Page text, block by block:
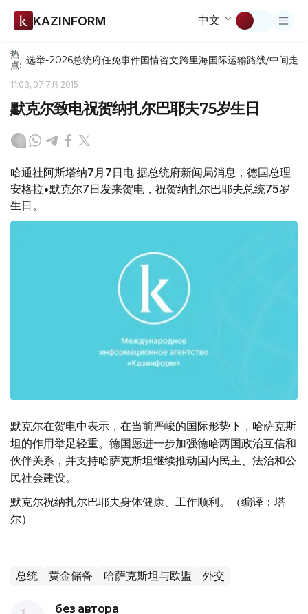
KAZINFORM 中文
热
点: 选举-2026总统府任免事件国情咨文跨里海国际运输路线/中间走廊
11:03, 07 7月 2015
默克尔致电祝贺纳扎尔巴耶夫75岁生日
哈通社阿斯塔纳7月7日电 据总统府新闻局消息，德国总理
安格拉•默克尔7日发来贺电，祝贺纳扎尔巴耶夫总统75岁
生日。
默克尔在贺电中表示，在当前严峻的国际形势下，哈萨克斯
坦的作用举足轻重。德国愿进一步加强德哈两国政治互信和
伙伴关系，并支持哈萨克斯坦继续推动国内民主、法治和公
民社会建设。
默克尔祝纳扎尔巴耶夫身体健康、工作顺利。（编译：塔
尔）
总统 黄金储备 哈萨克斯坦与欧盟 外交
без автора